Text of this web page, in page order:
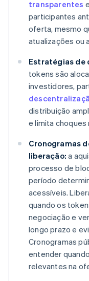
transparentes
participantes
oferta, mesmo
atualizações ou
Estratégias de
tokens são
investidores,
distribuição
e limita
Cronogramas
liberação: a
processo de
período
acessíveis.
quando os
negociação e
longo prazo e
Cronogramas
entender
relevantes na